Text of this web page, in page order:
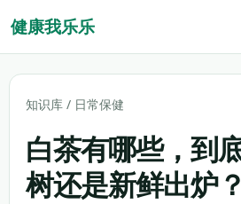
健康我乐乐
知识库 / 日常保健
白茶有哪些，到
树还是新鲜出炉？